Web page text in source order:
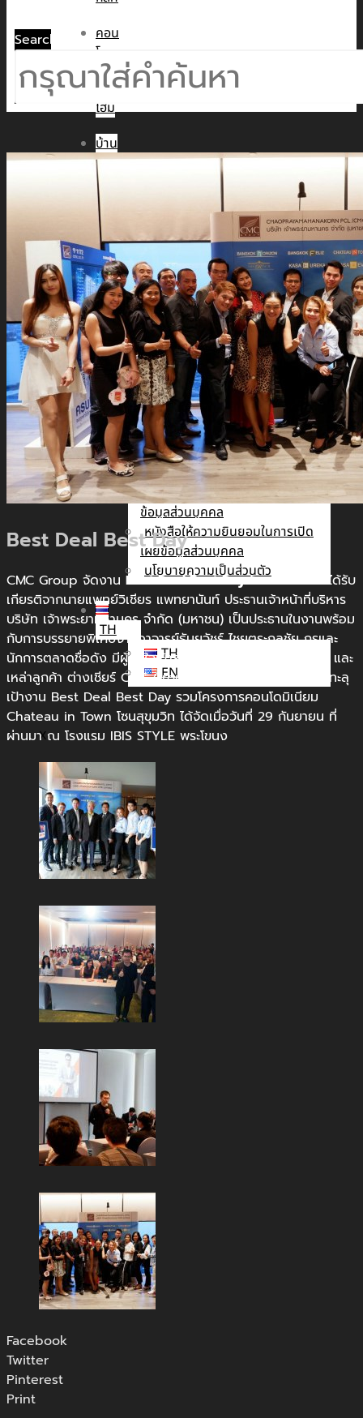
คอน
โด
ทาวน์
โฮม
บ้าน
เดี่ยว
พูล
วิลล่า
ข่าวสาร
CMC WE CARE
CMC WE TALK
CMC Sustainability
นัก
ลงทุน
สัมพันธ์
ติดต่อ
เรา
รับสมัคร The Adviser
แบบคำร้องขอใช้สิทธิของเจ้าของ
ข้อมูลส่วนบุคคล
หนังสือให้ความยินยอมในการเปิด
เผยข้อมูลส่วนบุคคล
นโยบายความเป็นส่วนตัว
TH
TH
EN
X
Search
Best Deal Best Day
CMC Group จัดงาน Best Deal Best Dayโดยภายในงานได้รับ
เกียรติจากนายแพทย์วิเชียร แพทยานันท์ ประธานเจ้าหน้าที่บริหาร
บริษัท เจ้าพระยามหานคร จำกัด (มหาชน) เป็นประธานในงานพร้อม
กับการบรรยายพิเศษจากอาจารย์ธันยวัชร์ ไชยตระกูลชัย กูรูและ
นักการตลาดชื่อดัง มีผู้สนใจเข้าร่วมฟังสัมมนาเป็นจำนวนมาก และ
เหล่าลูกค้า ต่างเชียร์ CMC Group ให้ทำยอดขายปี 2018 ได้ทะลุ
เป้างาน Best Deal Best Day รวมโครงการคอนโดมิเนียม
Chateau in Town โซนสุขุมวิท ได้จัดเมื่อวันที่ 29 กันยายน ที่
ผ่านมา ณ โรงแรม IBIS STYLE พระโขนง
Facebook
Twitter
Pinterest
Print